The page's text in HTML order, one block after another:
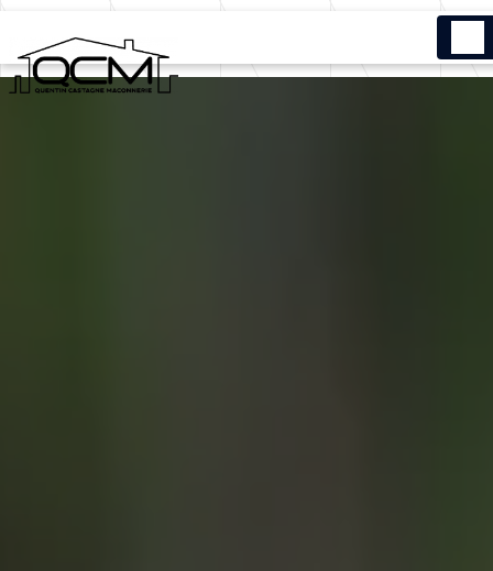
Panneau de gestion des cookies